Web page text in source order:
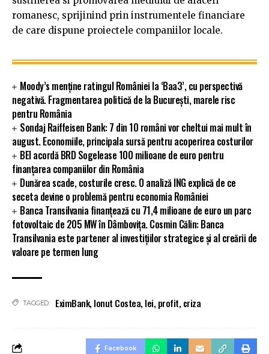
romanesc, sprijinind prin instrumentele financiare
de care dispune proiectele companiilor locale.
Moody’s menține ratingul României la ‘Baa3’, cu perspectivă
negativă. Fragmentarea politică de la București, marele risc
pentru România
Sondaj Raiffeisen Bank: 7 din 10 români vor cheltui mai mult în
august. Economiile, principala sursă pentru acoperirea costurilor
BEI acordă BRD Sogelease 100 milioane de euro pentru
finanțarea companiilor din România
Dunărea scade, costurile cresc. O analiză ING explică de ce
seceta devine o problemă pentru economia României
Banca Transilvania finanțează cu 71,4 milioane de euro un parc
fotovoltaic de 205 MW în Dâmbovița. Cosmin Călin: Banca
Transilvania este partener al investițiilor strategice și al creării de
valoare pe termen lung
TAGGED: EximBank, Ionut Costea, lei, profit, criza
Facebook